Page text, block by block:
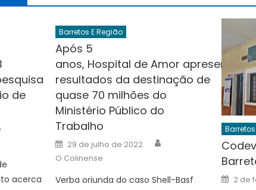
de
acerca
Barretos E Região
Após 5
anos, Hospital de Amor apresenta
resultados da destinação de
quase 70 milhões do
Ministério Público do
Trabalho
Posted
on
29 de julho de 2022
O Colinense
Verba oriunda do caso Shell-Basf
on
2 de